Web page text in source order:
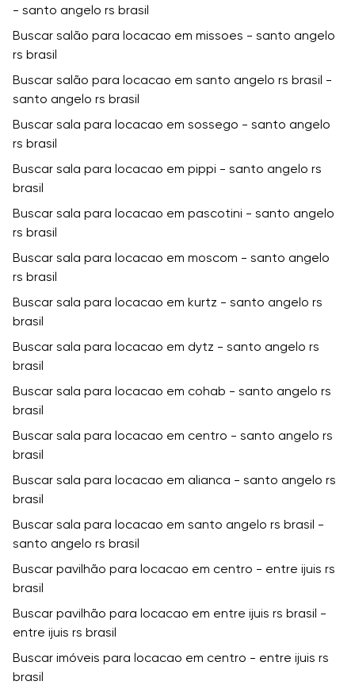
- santo angelo rs brasil
Buscar salão para locacao em missoes - santo angelo
rs brasil
Buscar salão para locacao em santo angelo rs brasil -
santo angelo rs brasil
Buscar sala para locacao em sossego - santo angelo
rs brasil
Buscar sala para locacao em pippi - santo angelo rs
brasil
Buscar sala para locacao em pascotini - santo angelo
rs brasil
Buscar sala para locacao em moscom - santo angelo
rs brasil
Buscar sala para locacao em kurtz - santo angelo rs
brasil
Buscar sala para locacao em dytz - santo angelo rs
brasil
Buscar sala para locacao em cohab - santo angelo rs
brasil
Buscar sala para locacao em centro - santo angelo rs
brasil
Buscar sala para locacao em alianca - santo angelo rs
brasil
Buscar sala para locacao em santo angelo rs brasil -
santo angelo rs brasil
Buscar pavilhão para locacao em centro - entre ijuis rs
brasil
Buscar pavilhão para locacao em entre ijuis rs brasil -
entre ijuis rs brasil
Buscar imóveis para locacao em centro - entre ijuis rs
brasil